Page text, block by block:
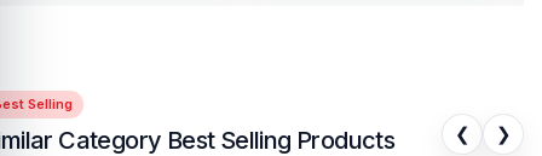
Selling
Category Best Selling Products ❮ ❯